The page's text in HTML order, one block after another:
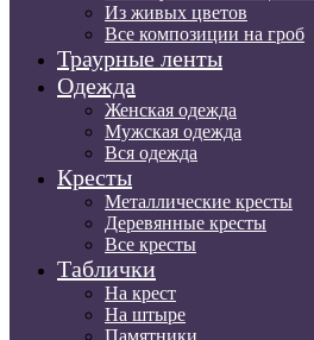
Из живых цветов
Все композиции на гроб
Траурные ленты
Одежда
Женская одежда
Мужская одежда
Вся одежда
Кресты
Металлические кресты
Деревянные кресты
Все кресты
Таблички
На крест
На штыре
Памятники